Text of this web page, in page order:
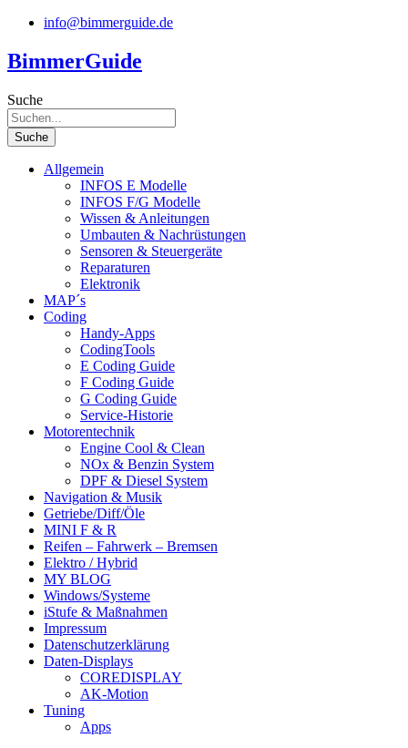
Zum
springen
info@bimmerguide.de
BimmerGuide
Suche
Suche
Allgemein
INFOS E Modelle
INFOS F/G Modelle
Wissen & Anleitungen
Umbauten & Nachrüstungen
Sensoren & Steuergeräte
Reparaturen
Elektronik
MAP´s
Coding
Handy-Apps
CodingTools
E Coding Guide
F Coding Guide
G Coding Guide
Service-Historie
Motorentechnik
Engine Cool & Clean
NOx & Benzin System
DPF & Diesel System
Navigation & Musik
Getriebe/Diff/Öle
MINI F & R
Reifen – Fahrwerk – Bremsen
Elektro / Hybrid
MY BLOG
Windows/Systeme
iStufe & Maßnahmen
Impressum
Datenschutzerklärung
Daten-Displays
COREDISPLAY
AK-Motion
Tuning
Apps